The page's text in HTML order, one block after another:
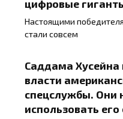
цифровые
Настоящими
стали совсем
Саддама Хусейна
власти
спецслужбы. Они
использовать